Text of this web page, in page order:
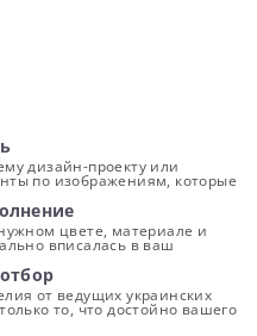
дизайн-проекту или
по изображениям, которые
цвете, материале и
вписалась в ваш
от ведущих украинских
то, что достойно вашего